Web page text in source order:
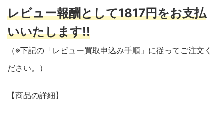
レビュー報酬として1817円をお支払
いいたします!!
（※下記の「レビュー買取申込み手順」に従ってご注文く
ださい。）
【商品の詳細】